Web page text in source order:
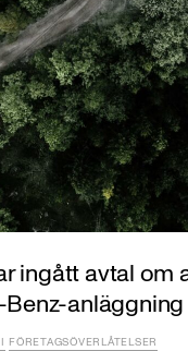
ingått avtal om
FÖRETAGSÖVERLÅTELSER